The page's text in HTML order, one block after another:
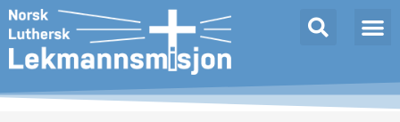
Hopp
rett
til
innholdet